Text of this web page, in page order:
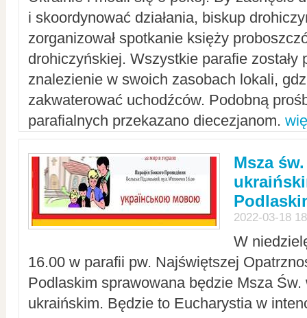
i skoordynować działania, biskup
zorganizował spotkanie księży
drohiczyńskiej. Wszystkie parafie zostały
znalezienie w swoich zasobach lokali,
zakwaterować uchodźców. Podobną
parafialnych przekazano diecezjanom.
Msza
2022-03-18
W
16.00 w parafii pw. Najświętszej
Podlaskim sprawowana będzie Msza Św.
ukraińskim. Będzie to Eucharystia w